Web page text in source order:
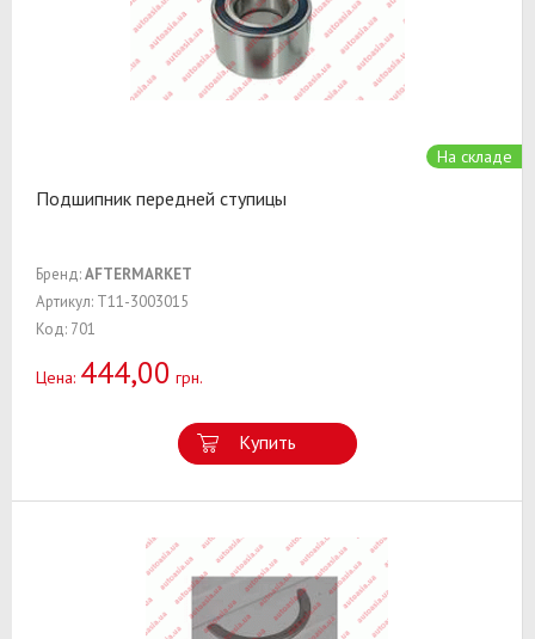
На складе
Подшипник передней ступицы
Бренд:AFTERMARKET
Артикул: T11-3003015
Код: 701
Цена: 444,00 грн.
Купить